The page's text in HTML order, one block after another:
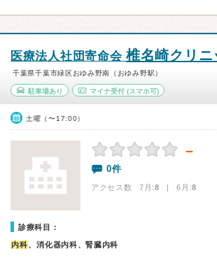
医療法人社団寄命会 椎名崎クリニ
千葉県千葉市緑区おゆみ野南（おゆみ野駅）
駐車場あり マイナ受付(スマホ可)
土曜（〜17:00）
－
0件
アクセス数 7月:8 | 6月:8
診療科目：
内科、消化器内科、腎臓内科